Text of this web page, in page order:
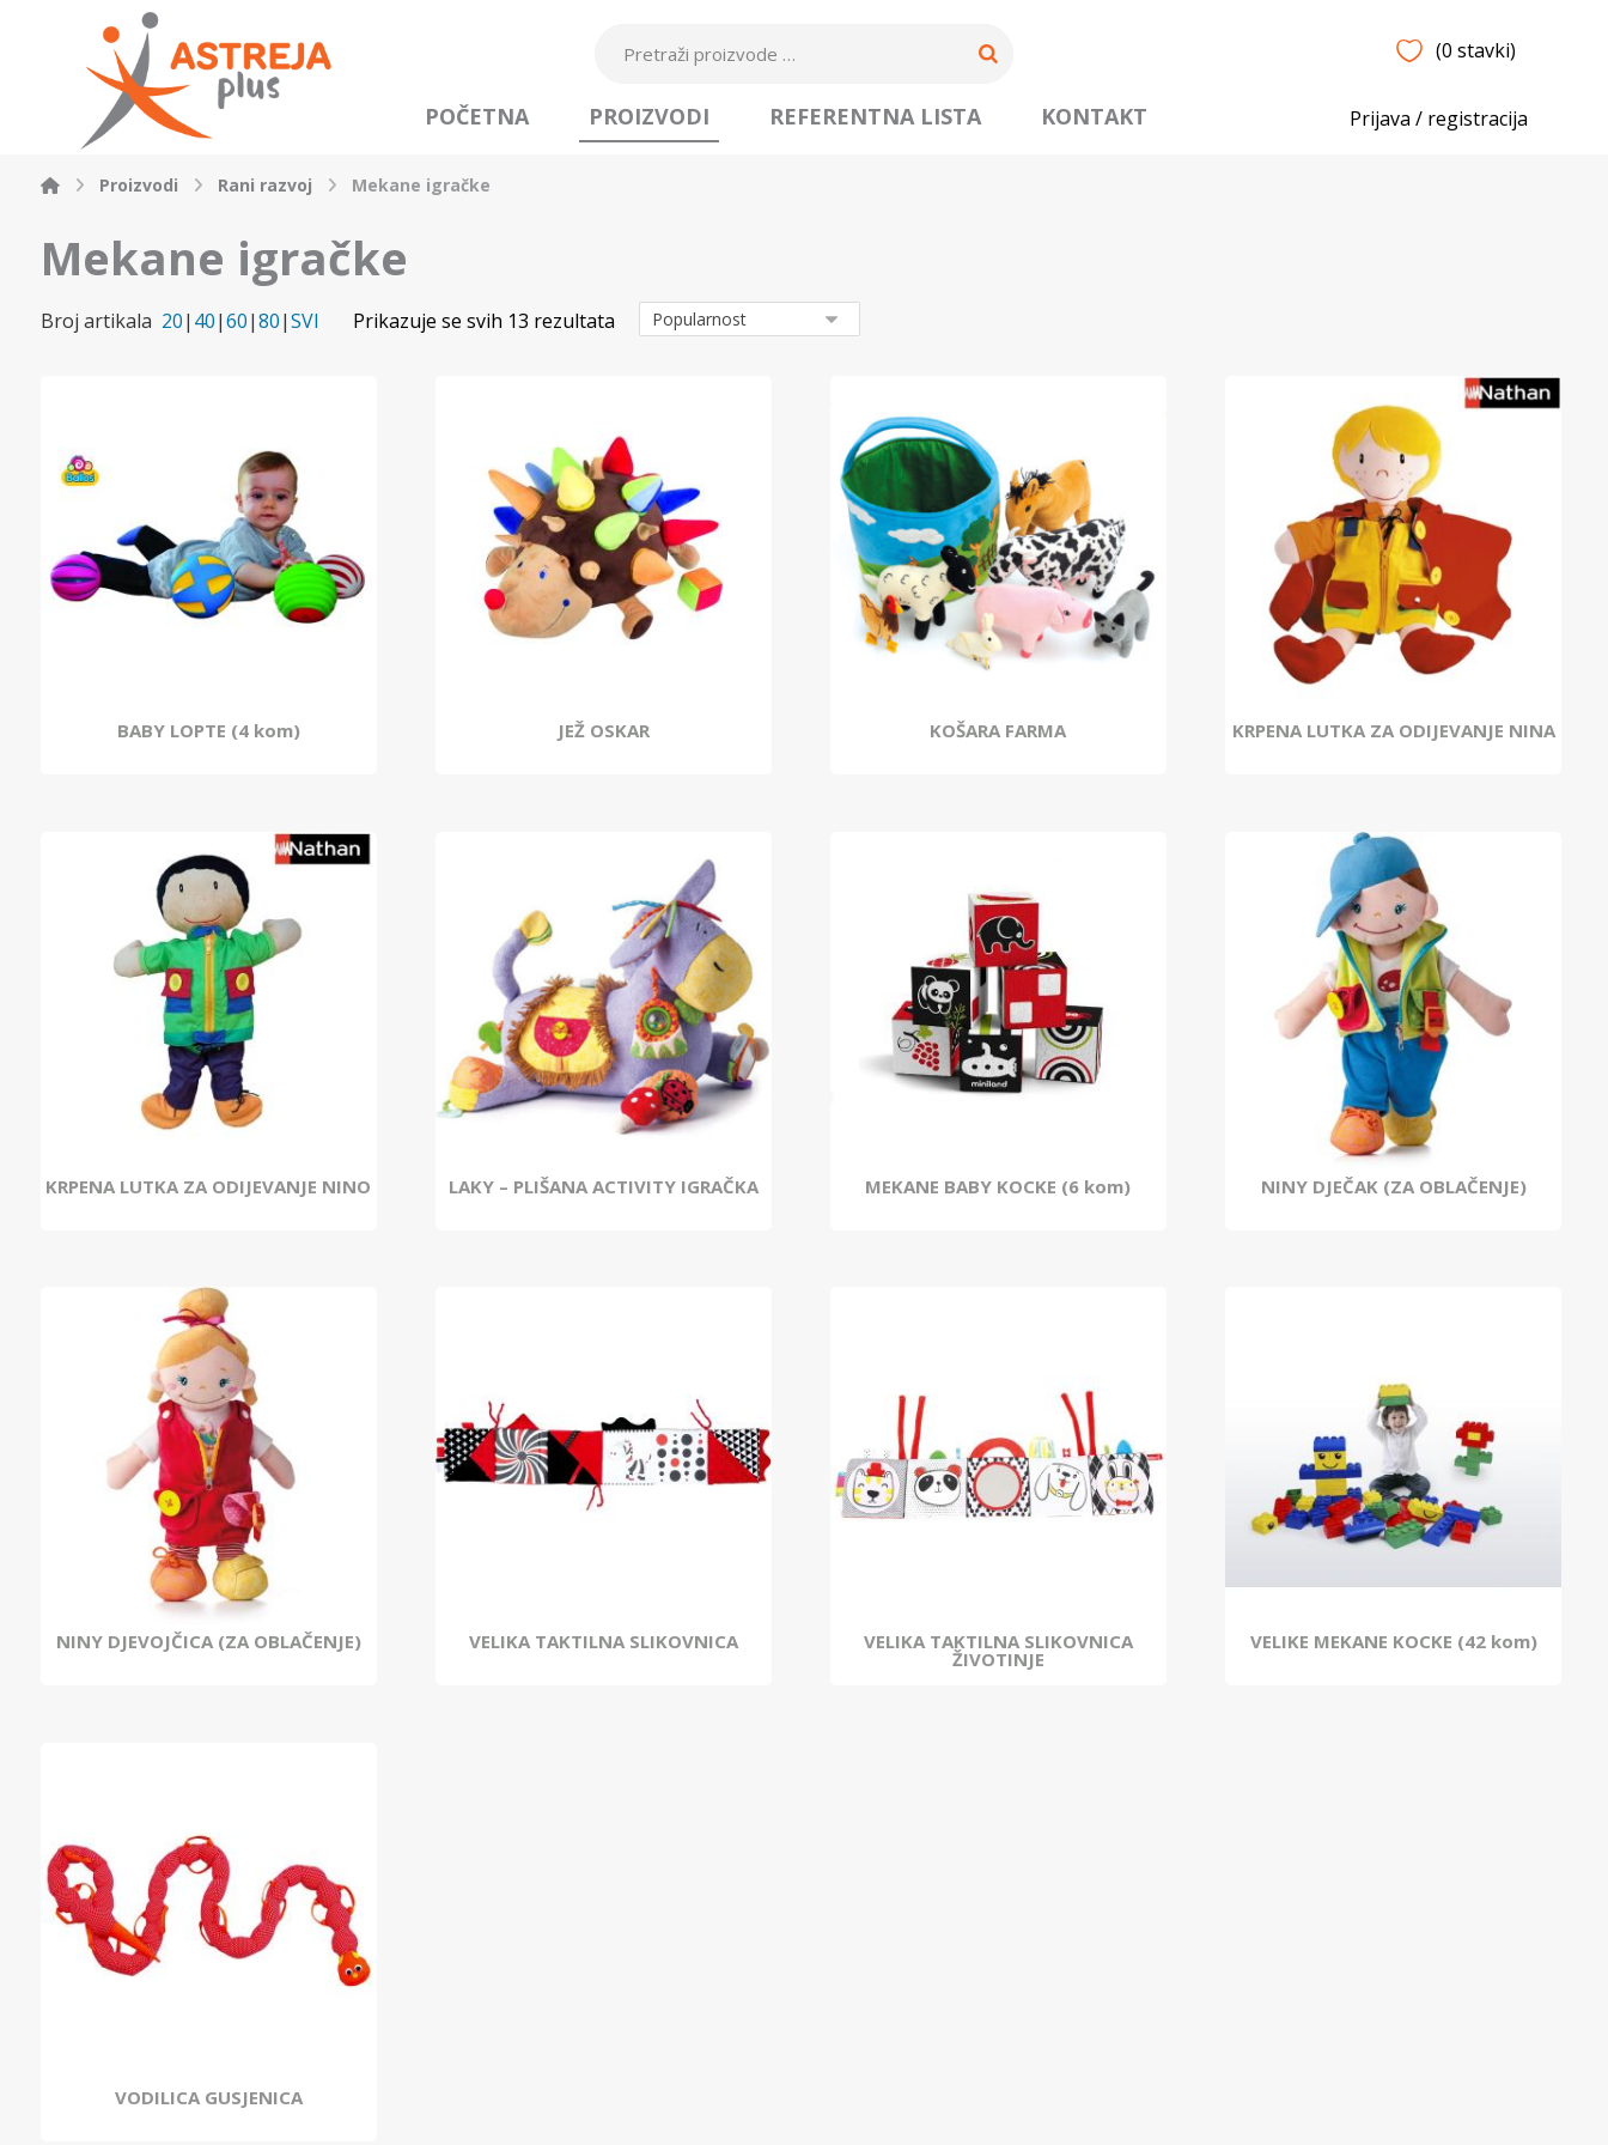
(0 stavki)
Prijava / registracija
POČETNA PROIZVODI REFERENTNA LISTA KONTAKT
Proizvodi Rani razvoj Mekane igračke
Mekane igračke
Broj artikala 20| 40|60|80|SVI Prikazuje se svih 13 rezultata
BABY LOPTE (4 kom) JEŽ OSKAR KOŠARA FARMA KRPENA LUTKA ZA ODIJEVANJE NINA
KRPENA LUTKA ZA ODIJEVANJE NINO LAKY – PLIŠANA ACTIVITY IGRAČKA MEKANE BABY KOCKE (6 kom) NINY DJEČAK (ZA OBLAČENJE)
NINY DJEVOJČICA (ZA OBLAČENJE) VELIKA TAKTILNA SLIKOVNICA VELIKA TAKTILNA SLIKOVNICA
ŽIVOTINJE
VELIKE MEKANE KOCKE (42 kom)
VODILICA GUSJENICA